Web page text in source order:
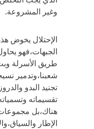
وغير المشروعة.
الإحتلال يخوض
الجبهات،فهو
طريق الأسرلة
شعبنا،وتدمير
تجنيد البدو
تقسيماته
هناك،بل
الإطار